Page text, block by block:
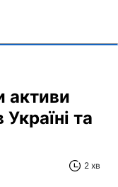
активи
та
2 хв